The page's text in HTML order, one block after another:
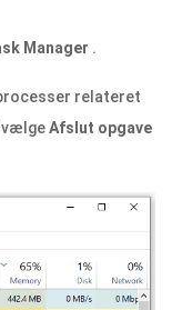
Manager .
relateret
vælgeAfslut opgave